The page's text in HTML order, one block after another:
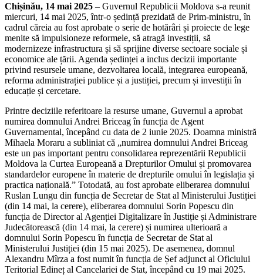
Chișinău, 14 mai 2025 – Guvernul Republicii Moldova s-a reunit
miercuri, 14 mai 2025, într-o ședință prezidată de Prim-ministru, în
cadrul căreia au fost aprobate o serie de hotărâri și proiecte de lege
menite să impulsioneze reformele, să atragă investiții, să
modernizeze infrastructura și să sprijine diverse sectoare sociale și
economice ale țării. Agenda ședinței a inclus decizii importante
privind resursele umane, dezvoltarea locală, integrarea europeană,
reforma administrației publice și a justiției, precum și investiții în
educație și cercetare.
Printre deciziile referitoare la resurse umane, Guvernul a aprobat
numirea domnului Andrei Briceag în funcția de Agent
Guvernamental, începând cu data de 2 iunie 2025. Doamna ministră
Mihaela Moraru a subliniat că „numirea domnului Andrei Briceag
este un pas important pentru consolidarea reprezentării Republicii
Moldova la Curtea Europeană a Drepturilor Omului și promovarea
standardelor europene în materie de drepturile omului în legislația și
practica națională.” Totodată, au fost aprobate eliberarea domnului
Ruslan Lungu din funcția de Secretar de Stat al Ministerului Justiției
(din 14 mai, la cerere), eliberarea domnului Sorin Popescu din
funcția de Director al Agenției Digitalizare în Justiție și Administrare
Judecătorească (din 14 mai, la cerere) și numirea ulterioară a
domnului Sorin Popescu în funcția de Secretar de Stat al
Ministerului Justiției (din 15 mai 2025). De asemenea, domnul
Alexandru Mîrza a fost numit în funcția de Șef adjunct al Oficiului
Teritorial Edineț al Cancelariei de Stat, începând cu 19 mai 2025.